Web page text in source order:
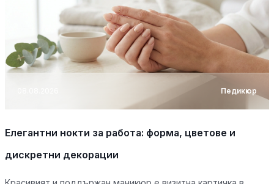
Педикюр
Елегантни нокти за работа: форма, цветове и
дискретни декорации